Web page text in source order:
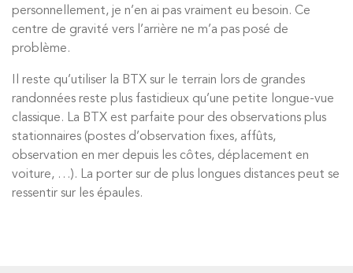
personnellement, je n’en ai pas vraiment eu besoin. Ce
centre de gravité vers l’arrière ne m’a pas posé de
problème.
Il reste qu’utiliser la BTX sur le terrain lors de grandes
randonnées reste plus fastidieux qu’une petite longue-vue
classique. La BTX est parfaite pour des observations plus
stationnaires (postes d’observation fixes, affûts,
observation en mer depuis les côtes, déplacement en
voiture, …). La porter sur de plus longues distances peut se
ressentir sur les épaules.